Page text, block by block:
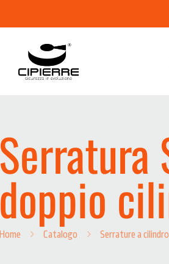
Serratura
doppio
Home Catalogo Serrature a